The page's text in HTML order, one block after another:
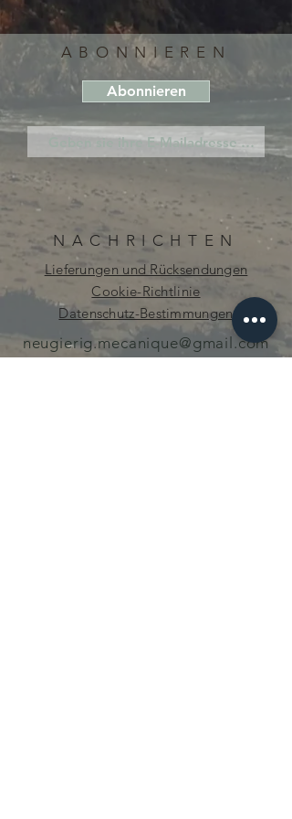
ABONNIEREN
Abonnieren
NACHRICHTEN
Lieferungen und Rücksendungen
Cookie-Richtlinie
Datenschutz-Bestimmungen
neugierig.mecanique@gmail.com